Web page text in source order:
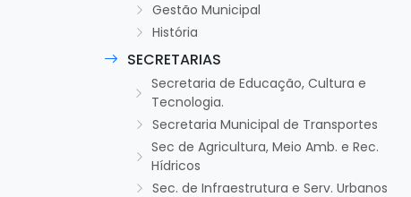
Gestão Municipal
História
SECRETARIAS
Secretaria de Educação, Cultura e
Tecnologia.
Secretaria Municipal de Transportes
Sec de Agricultura, Meio Amb. e Rec.
Hídricos
Sec. de Infraestrutura e Serv. Urbanos